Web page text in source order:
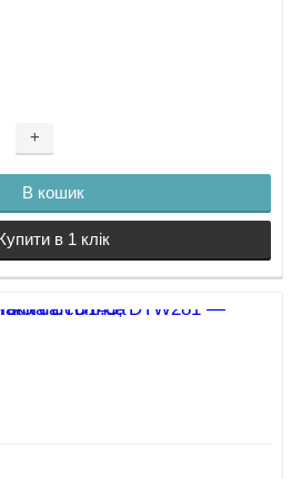
+
В кошик
в 1 клік